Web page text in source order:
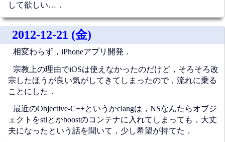
して欲しい…．
2012-12-21 (金)
相変わらず，iPhoneアプリ開発．
宗教上の理由でiOSは使えなかったのだけど，そろそろ改
宗したほうが良い気がしてきてしまったので，流れに乗る
ことにした．
最近のObjective-C++というかclangは，NSなんたらオブジ
ェクトをstlとかboostのコンテナに入れてしまっても，大丈
夫になったという話を聞いて，少し希望が持てた．